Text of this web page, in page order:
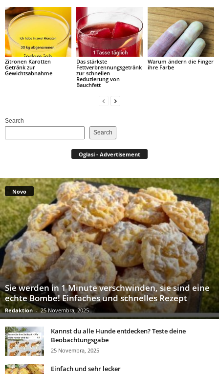
Zitronen Karotten
Getränk zur
Gewichtsabnahme
Das stärkste
Fettverbrennungsgetränk
zur schnellen
Reduzierung von
Bauchfett
Warum ändern die Finger
ihre Farbe
Search
Search
Oglasi - Advertisement
Novo
Sie werden in 1 Minute verschwinden, sie sind eine
echte Bombe! Einfaches und schnelles Rezept
Redaktion - 25 Novembra, 2025
Kannst du alle Hunde entdecken? Teste deine
Beobachtungsgabe
25 Novembra, 2025
Einfach und sehr lecker